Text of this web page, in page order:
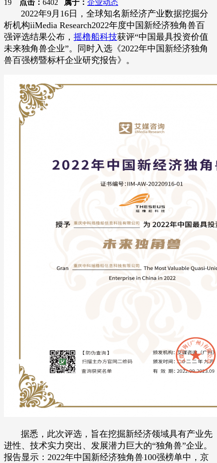
19
点击： 6402 属于： 企业动态
2022年9月16日，全球知名新经济产业数据挖掘分
析机构iiMedia Research2022年度中国新经济独角兽百
强评选结果公布， 摇橹船科技获评“中国最具投资价值
未来独角兽企业”。同时入选《2022年中国新经济独角
兽百强榜暨标杆企业研究报告》。
据悉，此次评选，旨在挖掘新经济领域具有产业先
进性、技术实力突出、发展潜力巨大的“独角兽”企业。
报告显示：2022年中国新经济独角兽100强榜单中，京